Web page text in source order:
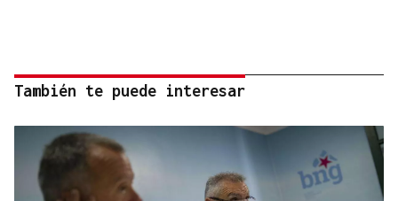
También te puede interesar